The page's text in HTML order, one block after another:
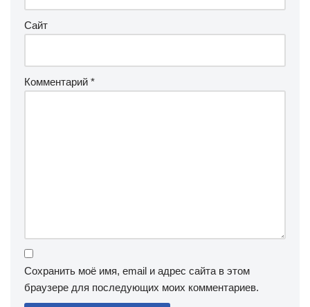
Сайт
Комментарий *
Сохранить моё имя, email и адрес сайта в этом
браузере для последующих моих комментариев.